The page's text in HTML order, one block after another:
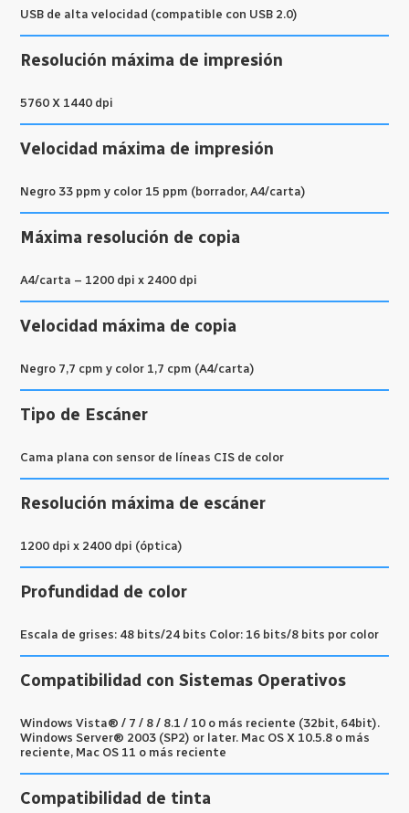
USB de alta velocidad (compatible con USB 2.0)
Resolución máxima de impresión
5760 X 1440 dpi
Velocidad máxima de impresión
Negro 33 ppm y color 15 ppm (borrador, A4/carta)
Máxima resolución de copia
A4/carta – 1200 dpi x 2400 dpi
Velocidad máxima de copia
Negro 7,7 cpm y color 1,7 cpm (A4/carta)
Tipo de Escáner
Cama plana con sensor de líneas CIS de color
Resolución máxima de escáner
1200 dpi x 2400 dpi (óptica)
Profundidad de color
Escala de grises: 48 bits/24 bits Color: 16 bits/8 bits por color
Compatibilidad con Sistemas Operativos
Windows Vista® / 7 / 8 / 8.1 / 10 o más reciente (32bit, 64bit).
Windows Server® 2003 (SP2) or later. Mac OS X 10.5.8 o más
reciente, Mac OS 11 o más reciente
Compatibilidad de tinta